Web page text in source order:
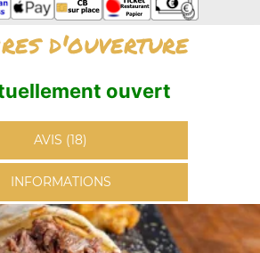
d'ouverture
ouvert
AVIS (18)
INFORMATIONS